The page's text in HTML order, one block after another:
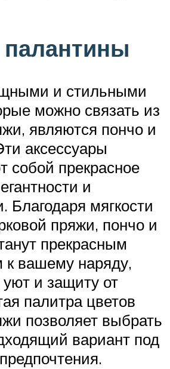
и стильными
можно связать из
являются пончо и
аксессуары
собой прекрасное
и
Благодаря мягкости
пряжи, пончо и
прекрасным
к вашему наряду,
и защиту от
палитра цветов
позволяет выбрать
вариант под